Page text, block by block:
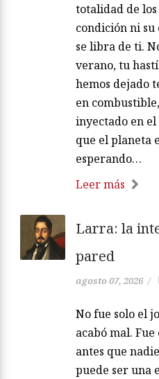
totalidad de
condición ni
se libra de ti.
verano, tu
hemos dejado
en
inyectado en
que el planeta
esperando…
Leer más
Larra: la
pared
agosto 07, 2026 /
No fue solo el
acabó mal.
antes que
puede ser una